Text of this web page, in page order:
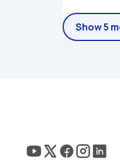
Show 5